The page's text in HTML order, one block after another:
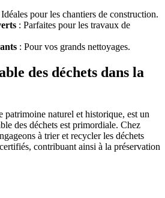
Idéales pour les chantiers de construction.
: Parfaites pour les travaux de
: Pour vos grands nettoyages.
des déchets dans la
patrimoine naturel et historique, est un
des déchets est primordiale. Chez
à trier et recycler les déchets
contribuant ainsi à la préservation